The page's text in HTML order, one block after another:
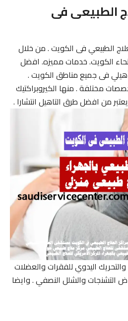
الطبيعى فى
الطبيعي فى الكويت . من خلال
الكويت. خدمات مميزه. افضل
فى جميع مناطق الكويت .
مختلفة . منها الكيروبراكتيك
يعتبر من افضل طرق التاهيل انتشارا .
اليدوي للفقرات والعضلات
التشنجات والشلل النصفي . وايضا